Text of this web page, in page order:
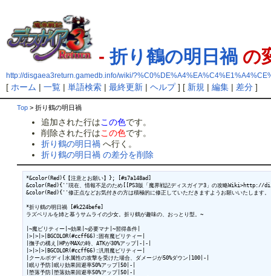
-折り鶴の明日禍の
http://disgaea3return.gamedb.info/wiki/
[ ホーム | 一覧| 単語検索| 最終更新| ヘルプ] [ 新規 | 編集| 差分]
Top > 折り鶴の明日禍
追加された行はこの色です。
削除された行はこの色です。
折り鶴の明日禍 へ行く。
折り鶴の明日禍 の差分を削除
*&color(Red){【注意とお願い】}; [#s7a148ad]
&color(Red){''現在、情報不足のため[[PS3版「魔界戦記ディスガイア3」の攻略
&color(Red){''修正点などお気付きの方は積極的に修正していただきますようお願いいたしま
*折り鶴の明日禍 [#k224befe]
ラズベリルを姉と慕うサムライの少女。折り鶴が趣味の、おっとり型。~
|~魔ビリティー|~効果|~必要マナ|~習得条件|
|>|>|>|BGCOLOR(#ccff66):固有魔ビリティー|
|撫子の構え|HPがMAXの時、ATKが30%アップ|-|-|
|>|>|>|BGCOLOR(#ccff66):汎用魔ビリティー|
|クールボディ|水属性の攻撃を受けた場合、ダメージが50%ダウン|100|-|
|眠り予防|眠り効果回避率50%アップ|50|-|
|堕落予防|堕落効果回避率50%アップ|50|-|